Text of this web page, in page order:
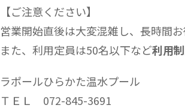
【ご注意ください】
営業開始直後は大変混雑し、長時間
また、利用定員は50名以下など利用
ラポールひらかた温水プール
ＴＥＬ 072-845-3691